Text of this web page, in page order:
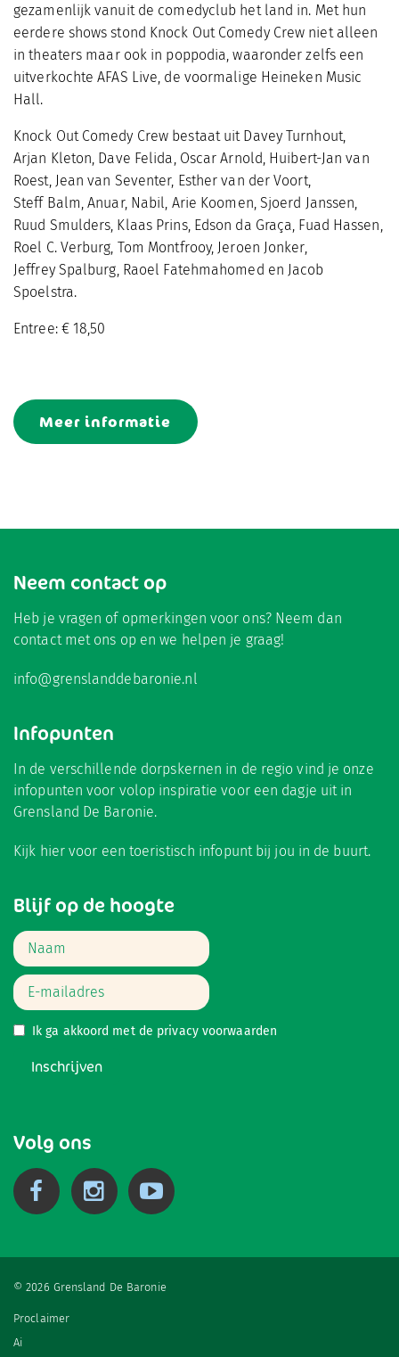
gezamenlijk vanuit de comedyclub het land in. Met hun
eerdere shows stond Knock Out Comedy Crew niet alleen
in theaters maar ook in poppodia, waaronder zelfs een
uitverkochte AFAS Live, de voormalige Heineken Music
Hall.
Knock Out Comedy Crew bestaat uit Davey Turnhout,
Arjan Kleton, Dave Felida, Oscar Arnold, Huibert-Jan van
Roest, Jean van Seventer, Esther van der Voort,
Steff Balm, Anuar, Nabil, Arie Koomen, Sjoerd Janssen,
Ruud Smulders, Klaas Prins, Edson da Graça, Fuad Hassen,
Roel C. Verburg, Tom Montfrooy, Jeroen Jonker,
Jeffrey Spalburg, Raoel Fatehmahomed en Jacob
Spoelstra.
Entree: € 18,50
Meer informatie
Neem contact op
Heb je vragen of opmerkingen voor ons? Neem dan
contact met ons op en we helpen je graag!
info@grenslanddebaronie.nl
Infopunten
In de verschillende dorpskernen in de regio vind je onze
infopunten voor volop inspiratie voor een dagje uit in
Grensland De Baronie.
Kijk hiervoor een toeristisch infopunt bij jou in de buurt.
Blijf op de hoogte
Ik ga akkoord met de privacy voorwaarden
Inschrijven
Volg ons
© 2026 Grensland De Baronie
Proclaimer
Ai